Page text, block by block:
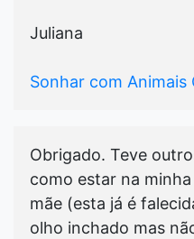
Juliana
Sonhar com Animais
Obrigado. Teve
como estar na
mãe (esta já é
olho inchado mas